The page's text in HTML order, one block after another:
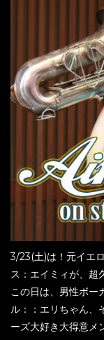
3/23(土)は！元イエ
ス：エイミィが、超
この日は、男性ボー
ル：：エリちゃん、
ーズ大好き大得意メ